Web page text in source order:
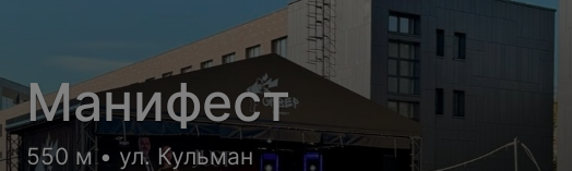
Манифест
550 м • ул. Кульман